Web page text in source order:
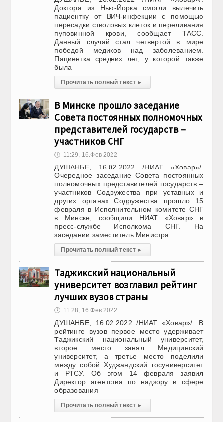
Доктора из Нью-Йорка смогли вылечить
пациентку от ВИЧ-инфекции с помощью
пересадки стволовых клеток и переливания
пуповинной крови, сообщает ТАСС.
Данный случай стал четвертой в мире
победой медиков над заболеванием.
Пациентка средних лет, у которой также
была
Прочитать полный текст ▸
В Минске прошло заседание
Совета постоянных полномочных
представителей государств –
участников СНГ
🕔 11:29, 16.Фев 2022
ДУШАНБЕ, 16.02.2022 /НИАТ «Ховар»/.
Очередное заседание Совета постоянных
полномочных представителей государств –
участников Содружества при уставных и
других органах Содружества прошло 15
февраля в Исполнительном комитете СНГ
в Минске, сообщили НИАТ «Ховар» в
пресс-службе Исполкома СНГ. На
заседании заместитель Министра
Прочитать полный текст ▸
Таджикский национальный
университет возглавил рейтинг
лучших вузов страны
🕔 11:28, 16.Фев 2022
ДУШАНБЕ, 16.02.2022 /НИАТ «Ховар»/. В
рейтинге вузов первое место удерживает
Таджикский национальный университет,
второе место занял Медицинский
университет, а третье место поделили
между собой Худжандский госуниверситет
и РТСУ. Об этом 14 февраля заявил
Директор агентства по надзору в сфере
образования
Прочитать полный текст ▸